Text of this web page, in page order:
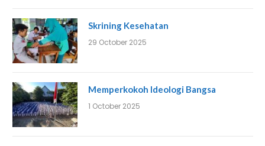
Skrining Kesehatan
29 October 2025
Memperkokoh Ideologi Bangsa
1 October 2025